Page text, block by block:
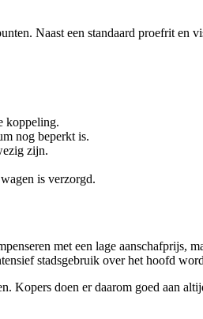
Naast een standaard proefrit en
koppeling.
nog beperkt is.
zijn.
is verzorgd.
met een lage aanschafprijs,
stadsgebruik over het hoofd
Kopers doen er daarom goed aan